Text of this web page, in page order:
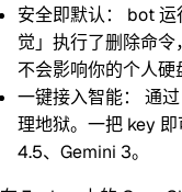
安全即默认：
bot 运
觉」执行了删除命
不会影响你的个人硬
一键接入智能：
通过
理地狱。一把 key
4.5、Gemini 3。